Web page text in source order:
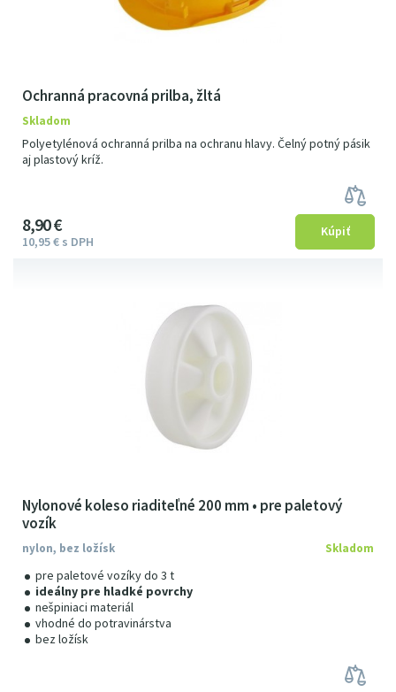
Ochranná pracovná prilba, žltá
Polyetylénová ochranná prilba na ochranu hlavy. Čelný potný pásik
aj plastový kríž.
Skladom
8 90€
10 95€ s DPH
Nylonové koleso riaditeľné 200 mm • pre paletový
vozík
nylon, bez ložísk
pre paletové vozíky do 3 t
ideálny pre hladké povrchy
nešpiniaci materiál
vhodné do potravinárstva
bez ložísk
Skladom